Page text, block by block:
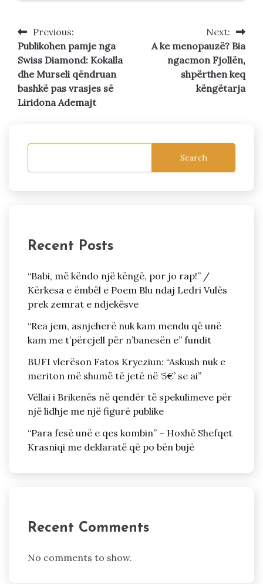
Post
navigation
Previous:
Publikohen pamje nga
Swiss Diamond: Kokalla
dhe Murseli qëndruan
bashkë pas vrasjes së
Liridona Ademajt
Next:
A ke menopauzë? Bia
ngacmon Fjollën,
shpërthen keq
këngëtarja
Search
Recent Posts
“Babi, më këndo një këngë, por jo rap!” /
Kërkesa e ëmbël e Poem Blu ndaj Ledri Vulës
prek zemrat e ndjekësve
“Rea jem, asnjeherë nuk kam mendu që unë
kam me t’përcjell për n’banesën e” fundit
BUFI vlerëson Fatos Kryeziun: “Askush nuk e
meriton më shumë të jetë në ‘5€’ se ai”
Vëllai i Brikenës në qendër të spekulimeve për
një lidhje me një figurë publike
“Para fesë unë e qes kombin” – Hoxhë Shefqet
Krasniqi me deklaratë që po bën bujë
Recent Comments
No comments to show.